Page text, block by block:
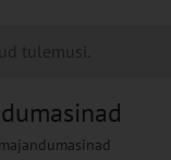
tulemusi.